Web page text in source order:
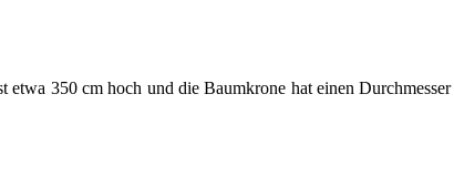
350 cm hoch und die Baumkrone hat einen